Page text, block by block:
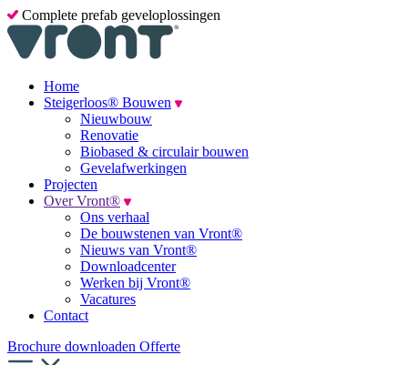
Complete prefab geveloplossingen
Home
Steigerloos® Bouwen
Nieuwbouw
Renovatie
Biobased & circulair bouwen
Gevelafwerkingen
Projecten
Over Vront®
Ons verhaal
De bouwstenen van Vront®
Nieuws van Vront®
Downloadcenter
Werken bij Vront®
Vacatures
Contact
Brochure downloaden Offerte